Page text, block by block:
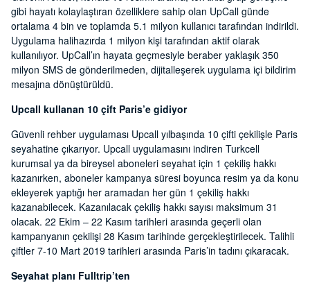
gibi hayatı kolaylaştıran özelliklere sahip olan UpCall günde
ortalama 4 bin ve toplamda 5.1 milyon kullanıcı tarafından indirildi.
Uygulama halihazırda 1 milyon kişi tarafından aktif olarak
kullanılıyor. UpCall’ın hayata geçmesiyle beraber yaklaşık 350
milyon SMS de gönderilmeden, dijitalleşerek uygulama içi bildirim
mesajına dönüştürüldü.
Upcall kullanan 10 çift Paris’e gidiyor
Güvenli rehber uygulaması Upcall yılbaşında 10 çifti çekilişle Paris
seyahatine çıkarıyor. Upcall uygulamasını indiren Turkcell
kurumsal ya da bireysel aboneleri seyahat için 1 çekiliş hakkı
kazanırken, aboneler kampanya süresi boyunca resim ya da konu
ekleyerek yaptığı her aramadan her gün 1 çekiliş hakkı
kazanabilecek. Kazanılacak çekiliş hakkı sayısı maksimum 31
olacak. 22 Ekim – 22 Kasım tarihleri arasında geçerli olan
kampanyanın çekilişi 28 Kasım tarihinde gerçekleştirilecek. Talihli
çiftler 7-10 Mart 2019 tarihleri arasında Paris’in tadını çıkaracak.
Seyahat planı Fulltrip’ten